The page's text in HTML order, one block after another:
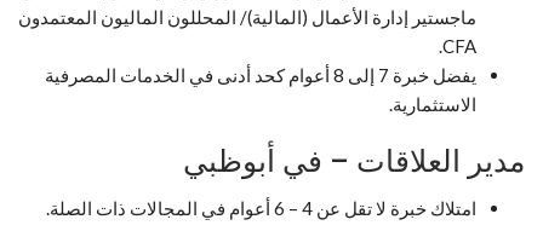
ماجستير إدارة الأعمال (المالية)/ المحللون الماليون المعتمدون
CFA.
يفضل خبرة 7 إلى 8 أعوام كحد أدنى في الخدمات المصرفية
الاستثمارية.
مدير العلاقات – في أبوظبي
امتلاك خبرة لا تقل عن 4 – 6 أعوام في المجالات ذات الصلة.